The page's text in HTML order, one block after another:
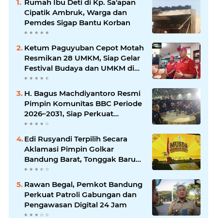
Rumah Ibu Deti di Kp. Sa'apan
Cipatik Ambruk, Warga dan
Pemdes Sigap Bantu Korban
Ketum Paguyuban Cepot Motah
Resmikan 28 UMKM, Siap Gelar
Festival Budaya dan UMKM di
Jalan Braga
H. Bagus Machdiyantoro Resmi
Pimpin Komunitas BBC Periode
2026–2031, Siap Perkuat
Solidaritas dan Hadirkan
Program Nyata untuk
Masyarakat
Edi Rusyandi Terpilih Secara
Aklamasi Pimpin Golkar
Bandung Barat, Tonggak Baru
Kepemimpinan Harmonis
"Turun Ranjang"
Rawan Begal, Pemkot Bandung
Perkuat Patroli Gabungan dan
Pengawasan Digital 24 Jam